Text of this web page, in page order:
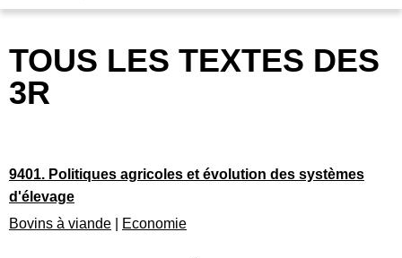
TOUS LES TEXTES DES
3R
9401. Politiques agricoles et évolution des systèmes
d'élevage
Bovins à viande
Economie